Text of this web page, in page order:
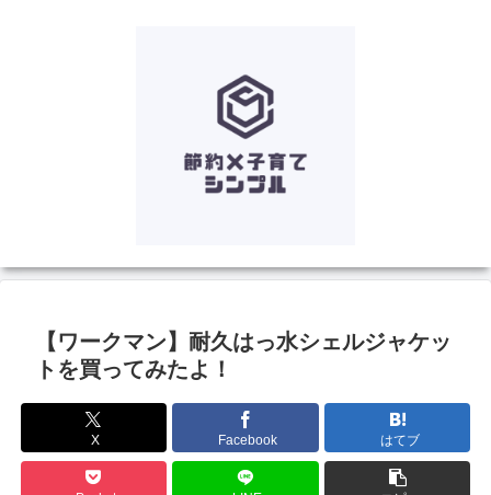
【ワークマン】耐久はっ水シェルジャケッ
トを買ってみたよ！
X Facebook はてブ